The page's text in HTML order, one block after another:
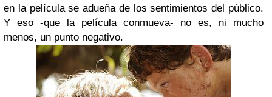
en la película se adueña de los sentimientos del público.
Y eso -que la película conmueva- no es, ni mucho
menos, un punto negativo.